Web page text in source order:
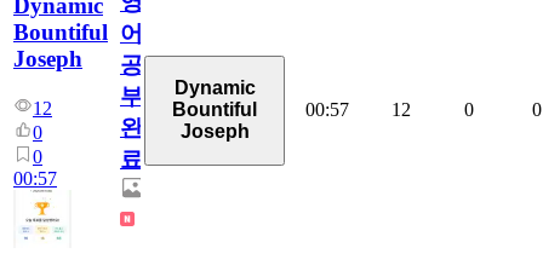
Dynamic
Bountiful
Joseph
12
0
0
00:57
어
공
부
완
료
Dynamic
Bountiful
Joseph
00:57 12 0 0